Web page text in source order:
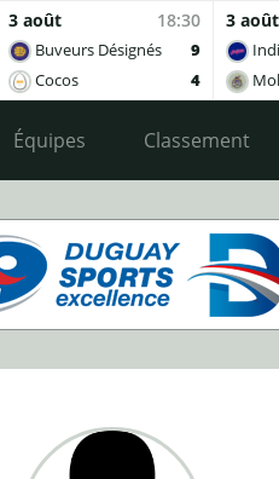
3 août 18:30
Buveurs Désignés
9
Cocos
4
3 août
Équipes Classement